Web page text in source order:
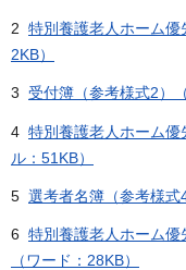
2 特別養護老人ホーム
2KB）
3 受付簿（参考様式2）
4 特別養護老人ホーム
ル：51KB）
5 選考者名簿（参考様式
6 特別養護老人ホーム優
（ワード：28KB）